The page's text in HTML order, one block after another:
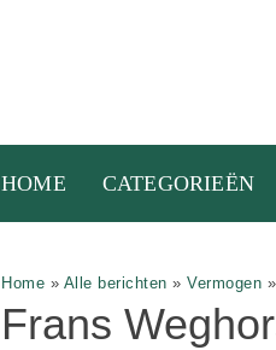
HOME CATEGORIEËN
Home » Alle berichten » Vermogen »
Frans